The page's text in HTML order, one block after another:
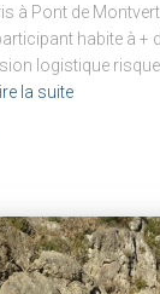
à Pont de
habite à +
logistique risque
Lire la suite